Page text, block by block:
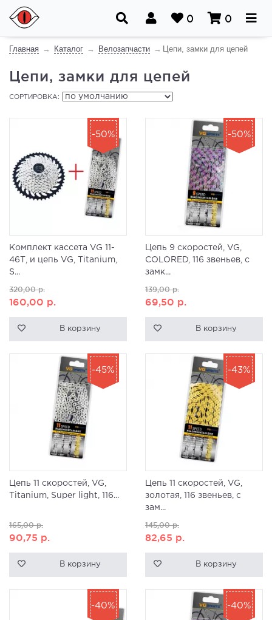
0 0
Главная Каталог Велозапчасти Цепи, замки для цепей
Цепи, замки для цепей
СОРТИРОВКА:
Комплект кассета VG 11-
46Т, и цепь VG, Titanium,
S...
320,00р.
160,00 р.
В корзину
-50%
Цепь 9 скоростей, VG,
COLORED, 116 звеньев, с
замк...
139,00р.
69,50 р.
В корзину
-50%
Цепь 11 скоростей, VG,
Titanium, Super light, 116...
165,00р.
90,75 р.
В корзину
-45%
Цепь 11 скоростей, VG,
золотая, 116 звеньев, с
зам...
145,00р.
82,65 р.
В корзину
-43%
-40% -40%